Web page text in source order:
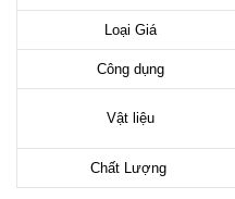
Loại Giá
Công dụng
Vật liệu
Chất Lượng